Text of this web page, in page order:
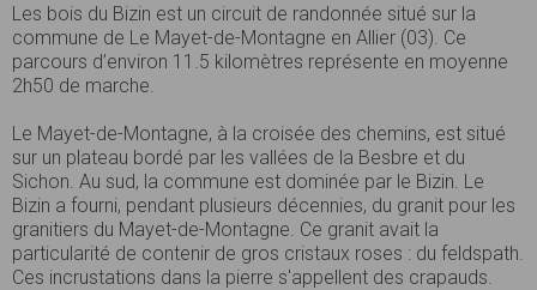
Les bois du Bizin est un circuit de randonnée situé sur la
commune de Le Mayet-de-Montagne en Allier (03). Ce
parcours d’environ 11.5 kilomètres représente en moyenne
2h50 de marche.
Le Mayet-de-Montagne, à la croisée des chemins, est situé
sur un plateau bordé par les vallées de la Besbre et du
Sichon. Au sud, la commune est dominée par le Bizin. Le
Bizin a fourni, pendant plusieurs décennies, du granit pour les
granitiers du Mayet-de-Montagne. Ce granit avait la
particularité de contenir de gros cristaux roses : du feldspath.
Ces incrustations dans la pierre s'appellent des crapauds.